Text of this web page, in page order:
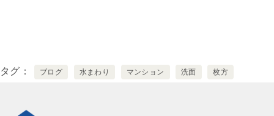
タグ ブログ 水まわり マンション 洗面 枚方